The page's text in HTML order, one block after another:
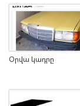
Օրվա կադրը